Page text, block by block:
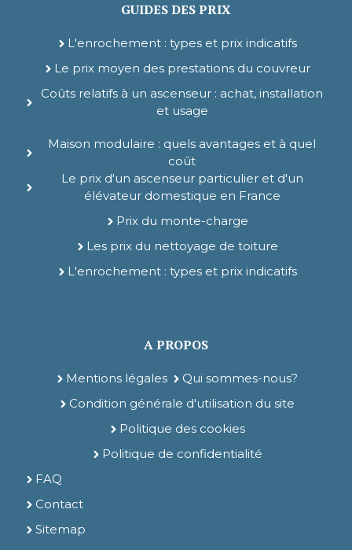
GUIDES DES PRIX
L'enrochement : types et prix indicatifs
Le prix moyen des prestations du couvreur
Coûts relatifs à un ascenseur : achat, installation
et usage
Maison modulaire : quels avantages et à quel
coût
Le prix d'un ascenseur particulier et d'un
élévateur domestique en France
Prix du monte-charge
Les prix du nettoyage de toiture
L'enrochement : types et prix indicatifs
A PROPOS
Mentions légales
Qui sommes-nous?
Condition générale d'utilisation du site
Politique des cookies
Politique de confidentialité
FAQ
Contact
Sitemap